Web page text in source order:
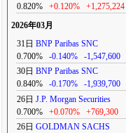
0.820%
+0.120% +1,275,224
2026年03月
31日 BNP Paribas SNC
0.700%
-0.140% -1,547,600
30日 BNP Paribas SNC
0.840%
-0.170% -1,939,700
26日 J.P. Morgan Securities
0.700%
+0.070% +769,300
26日 GOLDMAN SACHS